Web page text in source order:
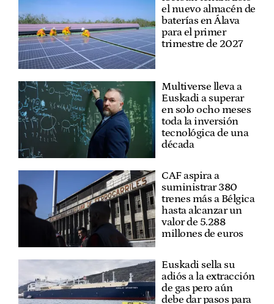
el nuevo almacén de
baterías en Álava
para el primer
trimestre de 2027
Multiverse lleva a
Euskadi a superar
en solo ocho meses
toda la inversión
tecnológica de una
década
CAF aspira a
suministrar 380
trenes más a Bélgica
hasta alcanzar un
valor de 5.288
millones de euros
Euskadi sella su
adiós a la extracción
de gas pero aún
debe dar pasos para